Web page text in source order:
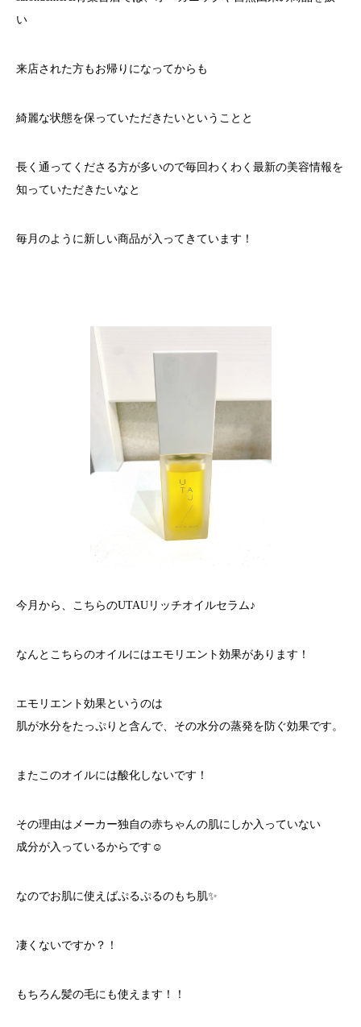
い
来店された方もお帰りになってからも
綺麗な状態を保っていただきたいということと
長く通ってくださる方が多いので毎回わくわく最新の美容情報を
知っていただきたいなと
毎月のように新しい商品が入ってきています！
今月から、こちらのUTAUリッチオイルセラム♪
なんとこちらのオイルにはエモリエント効果があります！
エモリエント効果というのは
肌が水分をたっぷりと含んで、その水分の蒸発を防ぐ効果です。
またこのオイルには酸化しないです！
その理由はメーカー独自の赤ちゃんの肌にしか入っていない
成分が入っているからです☺︎
なのでお肌に使えばぷるぷるのもち肌✨
凄くないですか？！
もちろん髪の毛にも使えます！！